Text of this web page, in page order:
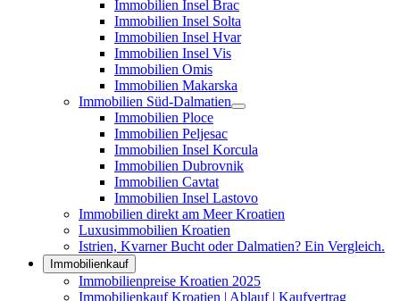
Immobilien Insel Brac
Immobilien Insel Solta
Immobilien Insel Hvar
Immobilien Insel Vis
Immobilien Omis
Immobilien Makarska
Immobilien Süd-Dalmatien
Immobilien Ploce
Immobilien Peljesac
Immobilien Insel Korcula
Immobilien Dubrovnik
Immobilien Cavtat
Immobilien Insel Lastovo
Immobilien direkt am Meer Kroatien
Luxusimmobilien Kroatien
Istrien, Kvarner Bucht oder Dalmatien? Ein Vergleich.
Immobilienkauf
Immobilienpreise Kroatien 2025
Immobilienkauf Kroatien | Ablauf | Kaufvertrag